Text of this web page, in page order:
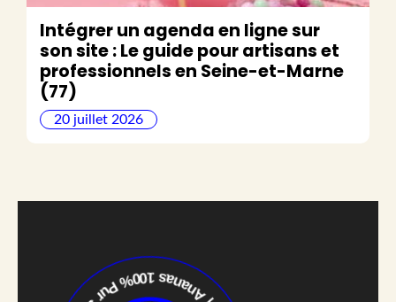
Intégrer un agenda en ligne sur
son site : Le guide pour artisans et
professionnels en Seine-et-Marne
(77)
20 juillet 2026